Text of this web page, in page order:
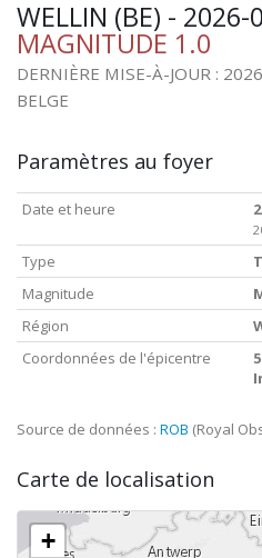
WELLIN (BE) -
MAGNITUDE 1.0
DERNIÈRE MISE-À-JOUR :
BELGE
Paramètres au foyer
Date et heure
Type
Magnitude
Région
Coordonnées de l'épicentre
Source de données : ROB (Royal
Carte de localisation
+